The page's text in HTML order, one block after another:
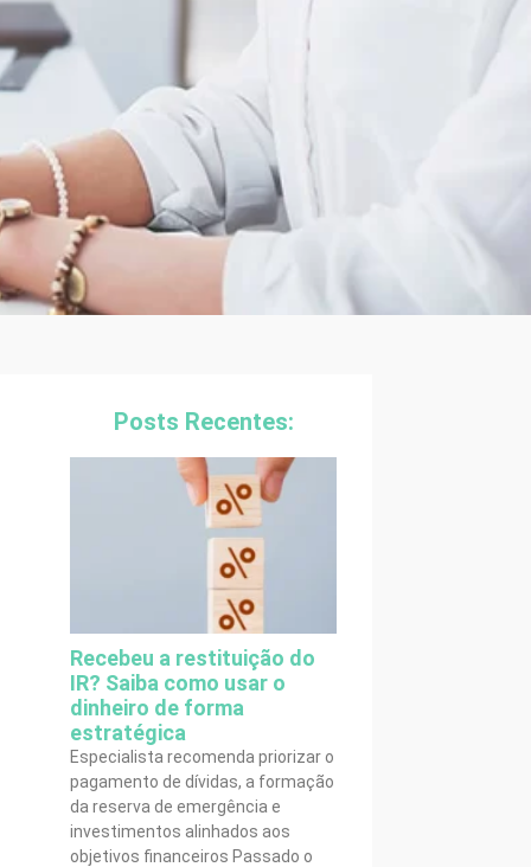
Posts Recentes:
Recebeu a restituição do
IR? Saiba como usar o
dinheiro de forma
estratégica
Especialista recomenda priorizar o
pagamento de dívidas, a formação
da reserva de emergência e
investimentos alinhados aos
objetivos financeiros Passado o